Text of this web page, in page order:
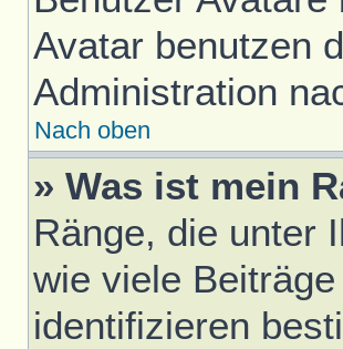
Avatar benutzen
Administration
Nach oben
» Was ist mein
Ränge, die unter
wie viele
identifizieren